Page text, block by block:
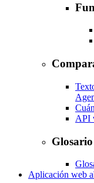
API
Glosario
Aplicación web